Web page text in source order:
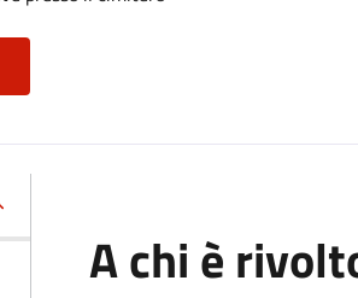
A chi è